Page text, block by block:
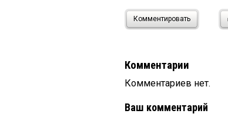
Комментировать
Комментарии
Комментариев нет.
Ваш комментарий